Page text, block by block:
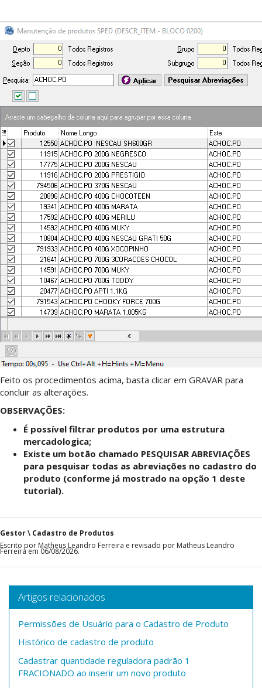
Feito os procedimentos acima, basta clicar em GRAVAR para
concluir as alterações.
OBSERVAÇÕES:
É possível filtrar produtos por uma estrutura
mercadologica;
Existe um botão chamado PESQUISAR ABREVIAÇÕES
para pesquisar todas as abreviações no cadastro do
produto (conforme já mostrado na opção 1 deste
tutorial).
Gestor \ Cadastro de Produtos
Escrito por Matheus Leandro Ferreira e revisado por Matheus Leandro
Ferreira em 06/08/2026.
Artigos relacionados
Permissões de Usuário para o Cadastro de Produto
Histórico de cadastro de produto
Cadastrar quantidade reguladora padrão 1
FRACIONADO ao inserir um novo produto